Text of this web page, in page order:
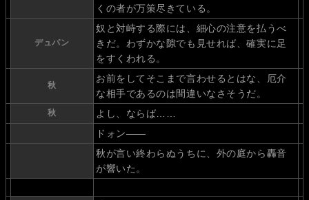
くの者が万策尽きている。
デュパン
奴と対峙する際には、細心の注意を払うべ
きだ。わずかな隙でも見せれば、確実に足
をすくわれる。
秋
お前をしてそこまで言わせるとはな、厄介
な相手であるのは間違いなさそうだ。
秋
よし、ならば……
ドォン――
秋が言い終わらぬうちに、外の庭から轟音
が響いた。